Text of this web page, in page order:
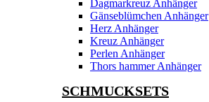
Dagmarkreuz Anhänger
Gänseblümchen Anhänger
Herz Anhänger
Kreuz Anhänger
Perlen Anhänger
Thors hammer Anhänger
SCHMUCKSETS